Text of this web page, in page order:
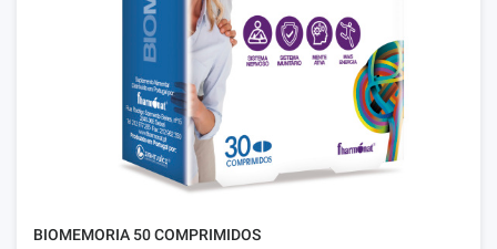
BIOMEMORIA 50 COMPRIMIDOS